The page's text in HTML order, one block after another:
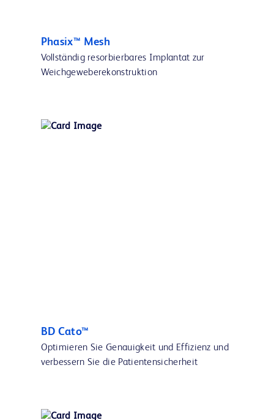
Phasix™ Mesh
Vollständig resorbierbares Implantat zur
Weichgeweberekonstruktion
BD Cato™
Optimieren Sie Genauigkeit und Effizienz und
verbessern Sie die Patientensicherheit